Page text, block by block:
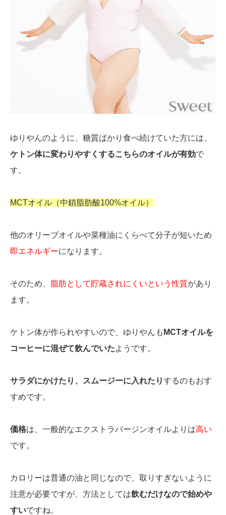
ゆりやんのように、糖質ばかり食べ続けていた方には、
ケトン体に変わりやすくするこちらのオイルが有効で
す。
MCTオイル（中鎖脂肪酸100%オイル）
他のオリーブオイルや菜種油にくらべて分子が短いため
即エネルギーになります。
そのため、 脂肪として貯蔵されにくいという性質があり
ます。
ケトン体が作られやすいので、ゆりやんも MCTオイルを
コーヒーに混ぜて飲んでいたようです。
サラダにかけたり、スムージーに入れたりするのもおす
すめです。
価格は、一般的なエクストラバージンオイルよりは高い
です。
カロリーは普通の油と同じなので、取りすぎないように
注意が必要ですが、方法としては飲むだけなので始めや
すいですね。